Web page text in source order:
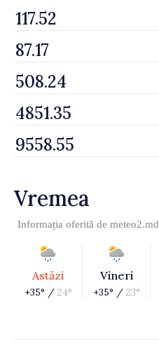
Vremea
Informația oferită de meteo2.md
Astăzi
+35° / 24°
Vineri
+35° / 23°